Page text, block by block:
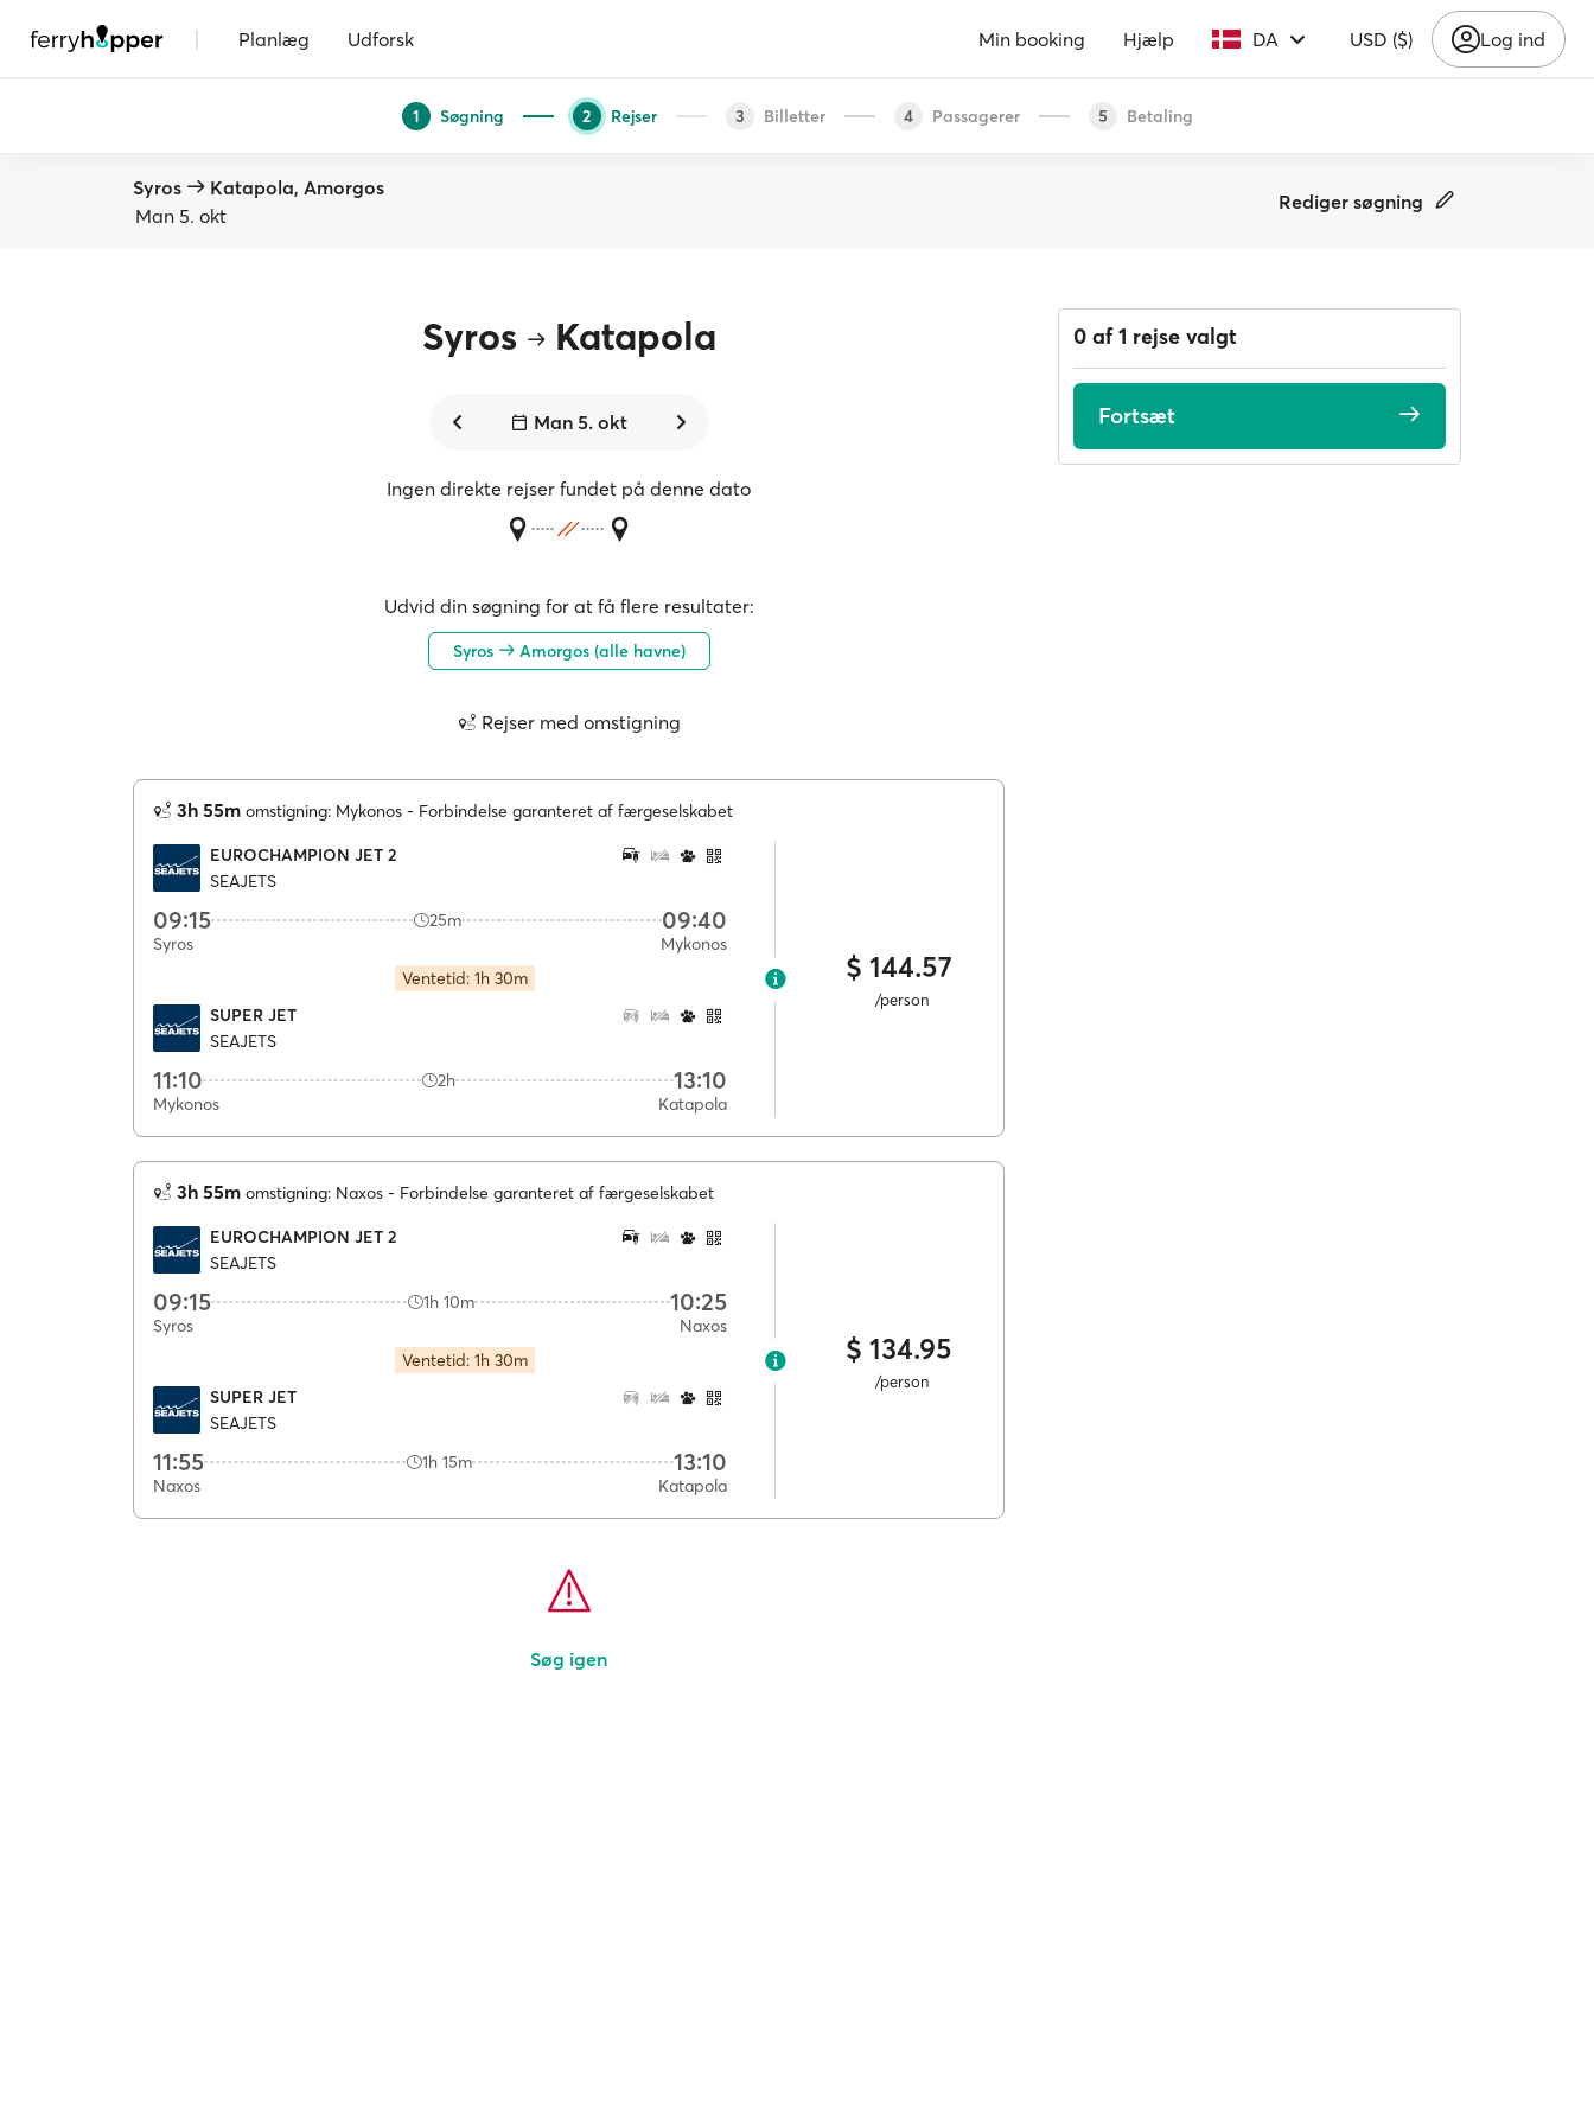
| Planlæg Udforsk Min booking Hjælp DA USD ($) Log ind
1 Søgning 2 Rejser 3 Billetter 4 Passagerer 5 Betaling
Syros
Katapola, Amorgos
Man 5. okt
Rediger søgning
Syros Katapola
Man 5. okt
Ingen direkte rejser fundet på denne dato
Udvid din søgning for at få flere resultater:
Syros Amorgos (alle havne)
Rejser med omstigning
3h 55m omstigning: Mykonos Forbindelse garanteret af færgeselskabet
EUROCHAMPION JET 2
SEAJETS
09:15 25m 09:40
Syros
Mykonos
Ventetid: 1h 30m
SUPER JET
SEAJETS
11:10 2h 13:10
Mykonos Katapola
$ 144.57
/person
3h 55m omstigning: Naxos Forbindelse garanteret af færgeselskabet
EUROCHAMPION JET 2
SEAJETS
09:15 1h 10m 10:25
Syros
Naxos
Ventetid: 1h 30m
SUPER JET
SEAJETS
11:55 1h 15m 13:10
Naxos Katapola
$ 134.95
/person
Søg igen
0 af 1 rejse valgt
Fortsæt